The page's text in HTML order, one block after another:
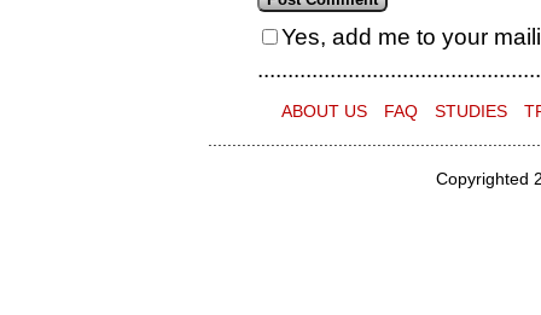
Yes, add me to your
ABOUT US FAQ STUDIES
Copyrighted